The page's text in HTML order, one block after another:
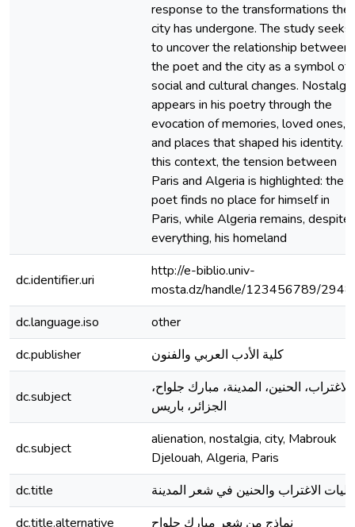
response to the transformations the
city has undergone. The study seeks
to uncover the relationship between
the poet and the city as a symbol of
social and cultural changes. Nostalgia
appears in his poetry through the
evocation of memories, loved ones,
and places that shaped his identity. In
this context, the tension between
Paris and Algeria is highlighted: the
poet finds no place for himself in
Paris, while Algeria remains, despite
everything, his homeland
dc.identifier.uri
http://e-biblio.univ-
mosta.dz/handle/123456789/
dc.language.iso
other
dc.publisher
كلية الأدب العربي والفنون
dc.subject
الاغتراب، الحنين، المدينة، مبارك جلواح،
الجزائر، باريس
dc.subject
alienation, nostalgia, city, Mabrouk
Djelouah, Algeria, Paris
dc.title
الاغتراب والحنين في شعر المدينة
dc.title.alternative
نماذج من شعر مبارك جلواح